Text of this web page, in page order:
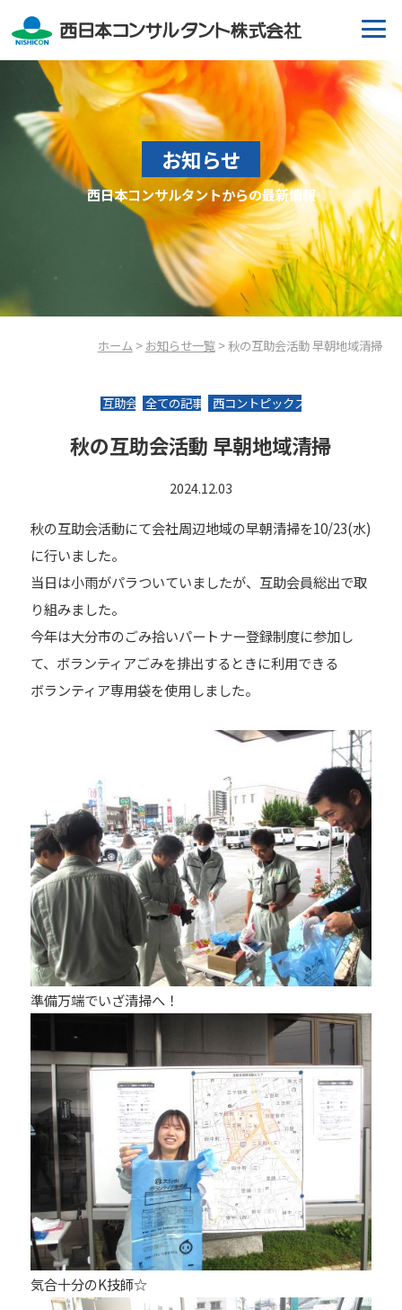
お知らせ
西日本コンサルタントからの最新情報
ホーム> お知らせ一覧> 秋の互助会活動 早朝地域清掃
互助会 全ての記事 西コントピックス
秋の互助会活動 早朝地域清掃
2024.12.03
秋の互助会活動にて会社周辺地域の早朝清掃を10/23(水)
に行いました。
当日は小雨がパラついていましたが、互助会員総出で取
り組みました。
今年は大分市のごみ拾いパートナー登録制度に参加し
て、ボランティアごみを排出するときに利用できる
ボランティア専用袋を使用しました。
準備万端でいざ清掃へ！
気合十分のK技師☆